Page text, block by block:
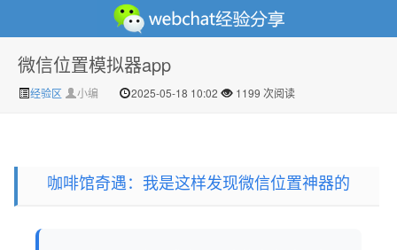
微信经验技巧分享网 - 2人共享实时位置怎么修改自己的
微信位置模拟器app
经验区 小编 2025-05-18 10:02 1199 次阅读
咖啡馆奇遇：我是这样发现微信位置神器的